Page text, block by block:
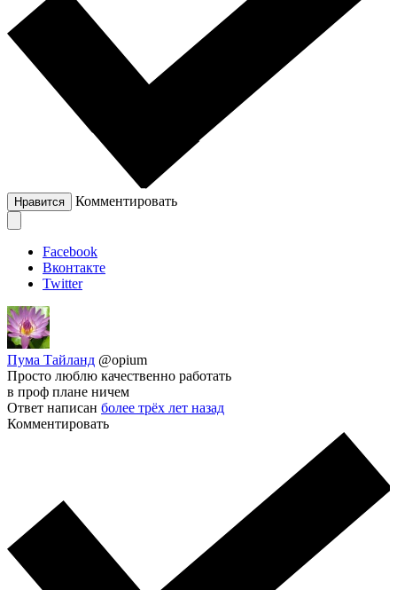
Нравится Комментировать
Facebook
Вконтакте
Twitter
Пума Тайланд @opium
Просто люблю качественно работать
в проф плане ничем
Ответ написан более трёх лет назад
Комментировать